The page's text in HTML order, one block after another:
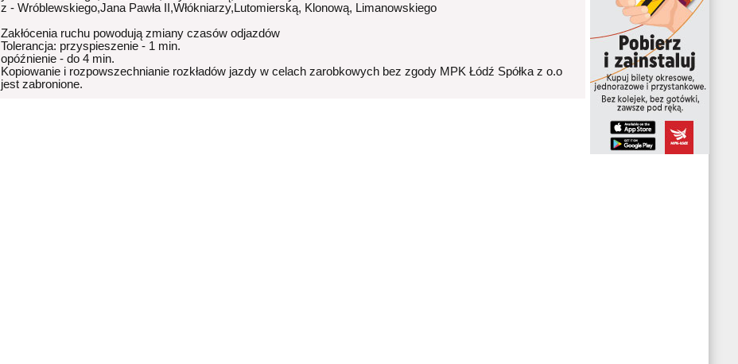
z - Wróblewskiego,Jana Pawła II,Włókniarzy,Lutomierską, Klonową, Limanowskiego
Zakłócenia ruchu powodują zmiany czasów odjazdów
Tolerancja: przyspieszenie - 1 min.
opóźnienie - do 4 min.
Kopiowanie i rozpowszechnianie rozkładów jazdy w celach zarobkowych bez zgody MPK Łódź Spółka z o.o
jest zabronione.